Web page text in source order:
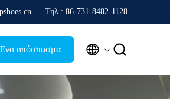
Τηλ.: 86-731-8482-1128
απόσπασμα  